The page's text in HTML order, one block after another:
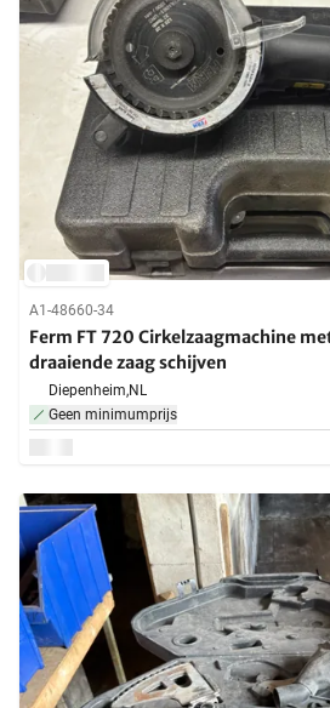
A1-48660-34
Ferm FT 720 Cirkelzaagmachine
draaiende zaag schijven
Diepenheim,NL
Geen minimumprijs